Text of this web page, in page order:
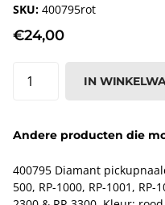
SKU: 400795rot
€24,00
IN
Andere producten die
400795 Diamant
500, RP-1000, RP-1001, RP-